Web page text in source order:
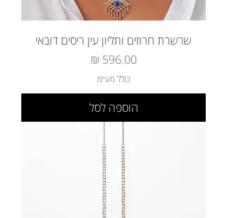
שרשרת חרוזים ותליון עין ריסים דובאי
מחיר‏596.00 ‏₪
כולל מע״מ
הוספה לסל